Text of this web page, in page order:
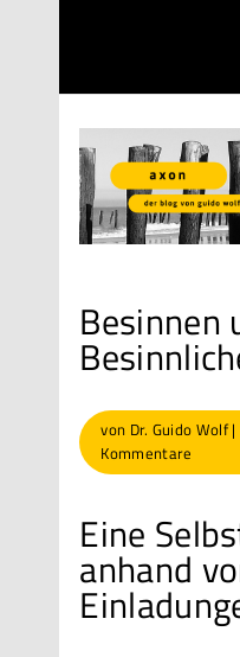
Besinnen
von Dr. Guido Wolf|
Kommentare
Eine
anhand